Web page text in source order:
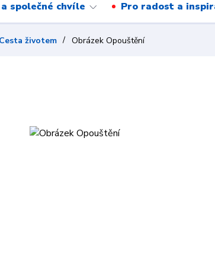
společné chvíle Pro radost a
Cesta životem Obrázek Opouštění